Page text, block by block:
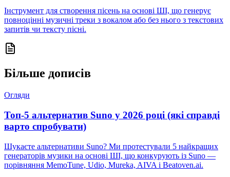
Інструмент для створення пісень на основі ШІ, що генерує
повноцінні музичні треки з вокалом або без нього з текстових
запитів чи тексту пісні.
Більше дописів
Огляди
Топ-5 альтернатив Suno у 2026 році (які справді
варто спробувати)
Шукаєте альтернативи Suno? Ми протестували 5 найкращих
генераторів музики на основі ШІ, що конкурують із Suno —
порівняння MemoTune, Udio, Mureka, AIVA і Beatoven.ai.